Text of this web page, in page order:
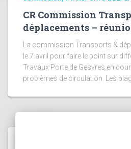
CR Commission
déplacements –
La commission Transports &
le 7 avril pour faire le point sur
Travaux Porte de Gesvres en
problèmes de circulation. Les